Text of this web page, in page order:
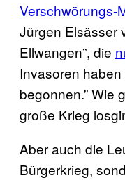
Verschwörungs-
Jürgen Elsässer
Ellwangen”, die
Invasoren
begonnen.” Wie
große Krieg
Aber auch die
Bürgerkrieg,